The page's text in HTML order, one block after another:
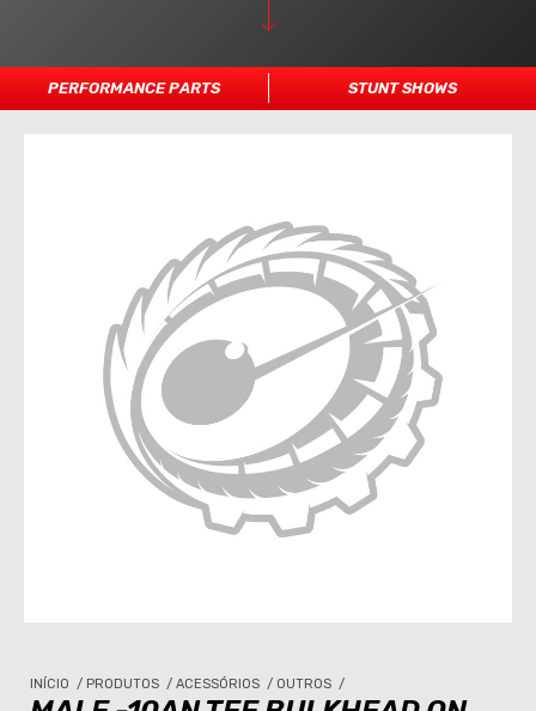
PERFORMANCE PARTS STUNT SHOWS
INÍCIO / PRODUTOS / ACESSÓRIOS / OUTROS /